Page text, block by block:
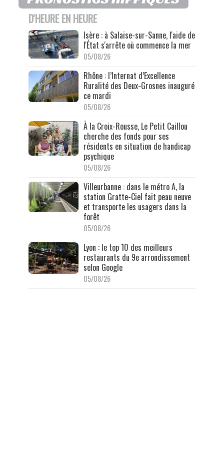
D'HEURE EN HEURE
Isère : à Salaise-sur-Sanne, l'aide de
l'État s'arrête où commence la mer
05/08/26
Rhône : l’Internat d’Excellence
Ruralité des Deux-Grosnes inauguré
ce mardi
05/08/26
À la Croix-Rousse, Le Petit Caillou
cherche des fonds pour ses
résidents en situation de handicap
psychique
05/08/26
Villeurbanne : dans le métro A, la
station Gratte-Ciel fait peau neuve
et transporte les usagers dans la
forêt
05/08/26
Lyon : le top 10 des meilleurs
restaurants du 9e arrondissement
selon Google
05/08/26